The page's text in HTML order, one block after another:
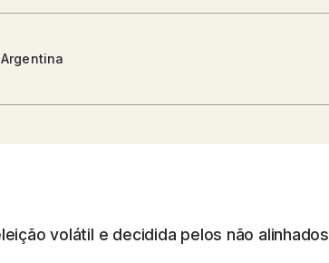
Argentina
São Paulovolátil e decidida pelos não alinhados